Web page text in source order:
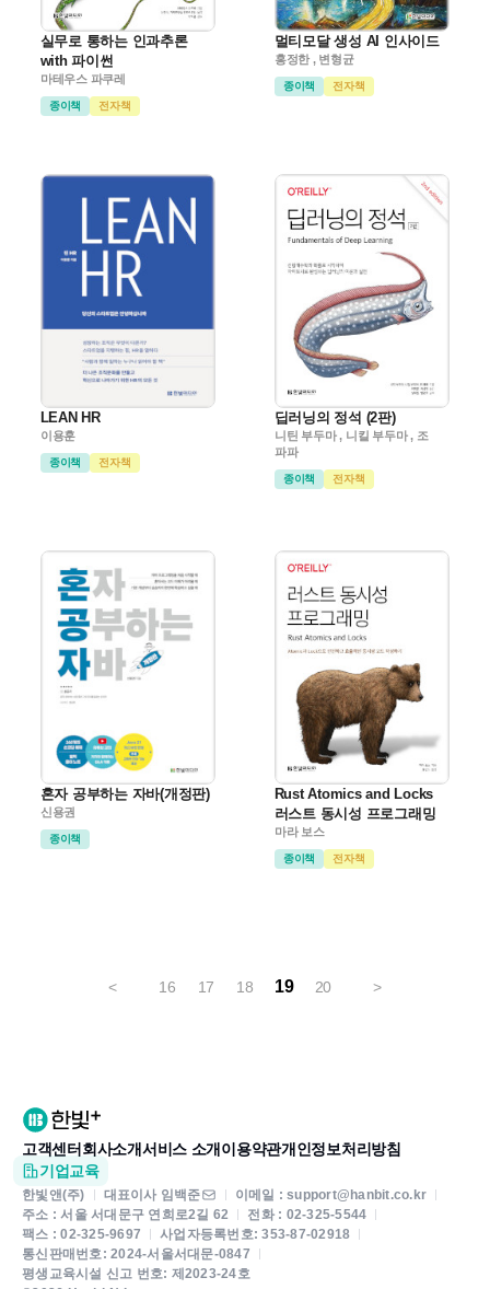
실무로 통하는 인과추론
with 파이썬
마테우스 파쿠레
종이책 전자책
멀티모달 생성 AI 인사이드
홍정한 , 변형균
종이책 전자책
LEAN HR
이용훈
종이책 전자책
딥러닝의 정석 (2판)
니틴 부두마 , 니킬 부두마 , 조
파파
종이책 전자책
혼자 공부하는 자바(개정판)
신용권
종이책
Rust Atomics and Locks
러스트 동시성 프로그래밍
마라 보스
종이책 전자책
< 16 17 18 19 20 >
고객센터 회사소개서비스 소개 이용약관개인정보처리방침
기업교육
한빛앤(주) 대표이사 임백준
이메일 : support@hanbit.co.kr
주소 : 서울 서대문구 연희로2길 62
전화 : 02-325-5544
팩스 : 02-325-9697
사업자등록번호: 353-87-02918
통신판매번호: 2024-서울서대문-0847
평생교육시설 신고 번호: 제2023-24호